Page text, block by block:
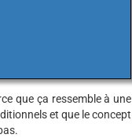
que ça ressemble à une
et que le concept